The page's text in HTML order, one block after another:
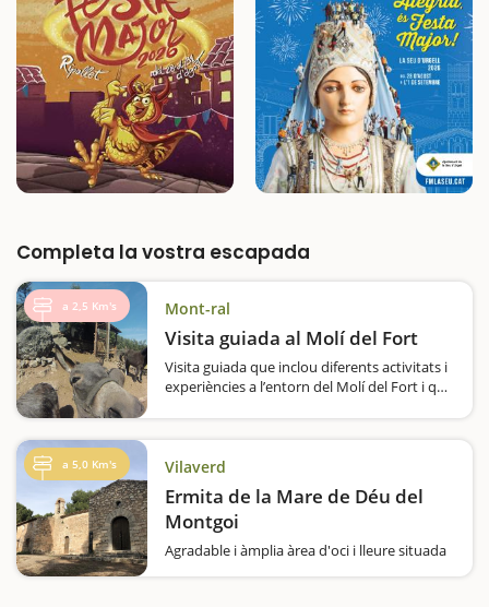
Completa la vostra escapada
a 2,5 Km's Mont-ral
Visita guiada al Molí del Fort
Visita guiada que inclou diferents activitats i
experiències a l’entorn del Molí del Fort i que
diferents animals que habiten en el centre
de fauna…
a 5,0 Km's Vilaverd
Ermita de la Mare de Déu del
Montgoi
Agradable i àmplia àrea d'oci i lleure situada